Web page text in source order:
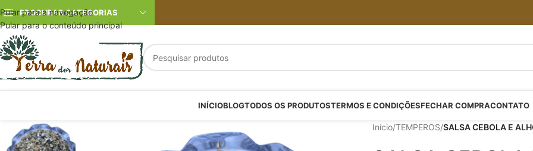
Pular para a navegação
Pular para o conteúdo principal
PROCURAR CATEGORIAS
INÍCIOBLOGTODOS OS PRODUTOSTERMOS E CONDIÇÕESFECHAR COMPRACONTATO
Início/TEMPEROS/SALSA CEBOLA E